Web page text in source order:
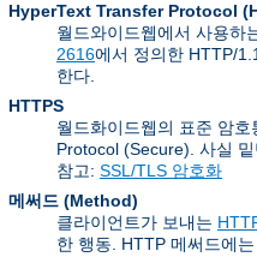
HyperText Transfer Protocol
월드와이드웹에서 사용하
2616에서 정의한 HTTP/
한다.
HTTPS
월드화이드웹의 표준 암
Protocol (Secure). 사실 밑
참고: SSL/TLS 암호화
메써드 (Method)
클라이언트가 보내는
한 행동. HTTP 메써드에는